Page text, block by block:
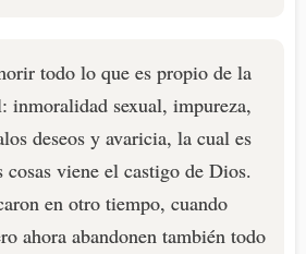
todo lo que es propio de la
inmoralidad sexual, impureza,
deseos y avaricia, la cual es
viene el castigo de Dios.
en otro tiempo, cuando
ahora abandonen también todo